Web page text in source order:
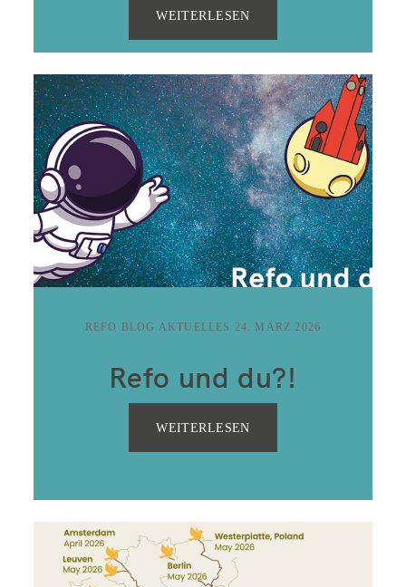
WEITERLESEN
REFO BLOG AKTUELLES 24. MÄRZ 2026
Refo und du?!
WEITERLESEN